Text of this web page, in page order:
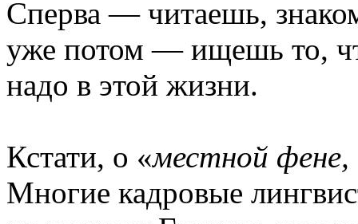
Сперва — читаешь,
уже потом — ищешь то,
надо в этой жизни.
Кстати, о «местной фене,
Многие кадровые